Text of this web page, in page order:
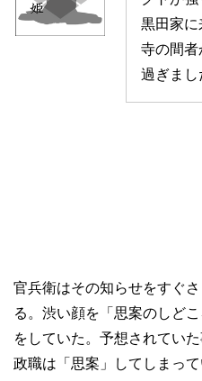
黒田家
寺の間者
過ぎまし
官兵衛はその知らせをすぐ
る。渋い顔を「思案のしど
をしていた。予想されてい
政職は「思案」してしまって